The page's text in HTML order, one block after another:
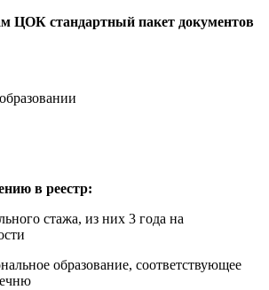
ЦОК стандартный пакет документов
в реестр:
стажа, из них 3 года на
образование, соответствующее